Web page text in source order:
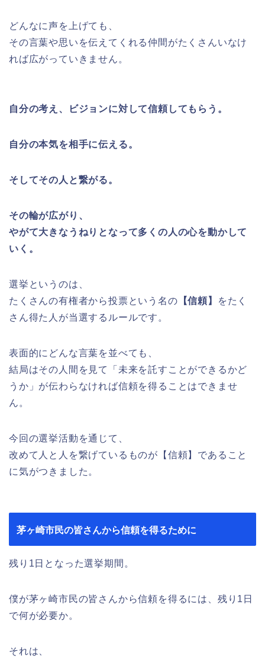
どんなに声を上げても、
その言葉や思いを伝えてくれる仲間がたくさんいなけ
れば広がっていきません。
自分の考え、ビジョンに対して信頼してもらう。
自分の本気を相手に伝える。
そしてその人と繋がる。
その輪が広がり、
やがて大きなうねりとなって多くの人の心を動かして
いく。
選挙というのは、
たくさんの有権者から投票という名の 【信頼】
をたく
さん得た人が当選するルールです。
表面的にどんな言葉を並べても、
結局はその人間を見て「未来を託すことができるかど
うか」が伝わらなければ信頼を得ることはできませ
ん。
今回の選挙活動を通じて、
改めて人と人を繋げているものが【信頼】であること
に気がつきました。
茅ヶ崎市民の皆さんから信頼を得るために
残り1日となった選挙期間。
僕が茅ヶ崎市民の皆さんから信頼を得るには、残り1日
で何が必要か。
それは、